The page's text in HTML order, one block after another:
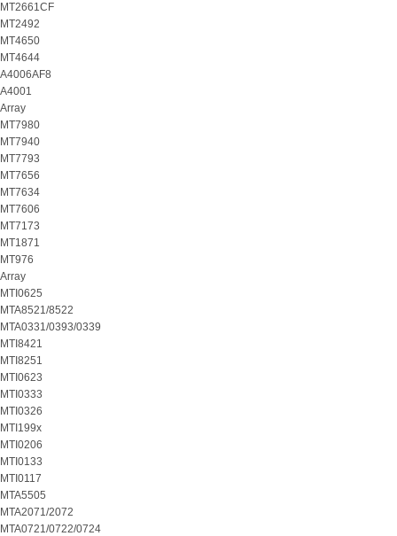
MT2661CF
MT2492
MT4650
MT4644
A4006AF8
A4001
Array
MT7980
MT7940
MT7793
MT7656
MT7634
MT7606
MT7173
MT1871
MT976
Array
MTI0625
MTA8521/8522
MTA0331/0393/0339
MTI8421
MTI8251
MTI0623
MTI0333
MTI0326
MTI199x
MTI0206
MTI0133
MTI0117
MTA5505
MTA2071/2072
MTA0721/0722/0724